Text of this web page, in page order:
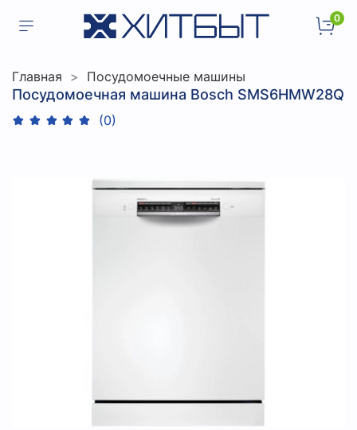
0
Главная Посудомоечные машины
Посудомоечная машина Bosch SMS6HMW28Q
(0)